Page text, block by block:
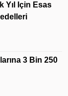
Yıl Için Esas
3 Bin 250